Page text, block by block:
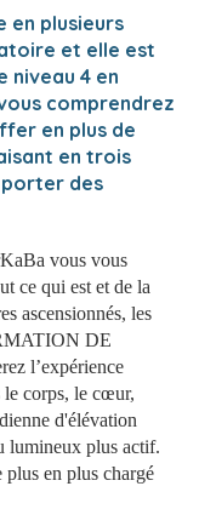
en plusieurs
et elle est
niveau 4 en
comprendrez
en plus de
en trois
des
vous vous
ce qui est et de la
ascensionnés, les
DE
l’expérience
corps, le cœur,
d'élévation
lumineux plus actif.
plus en plus chargé